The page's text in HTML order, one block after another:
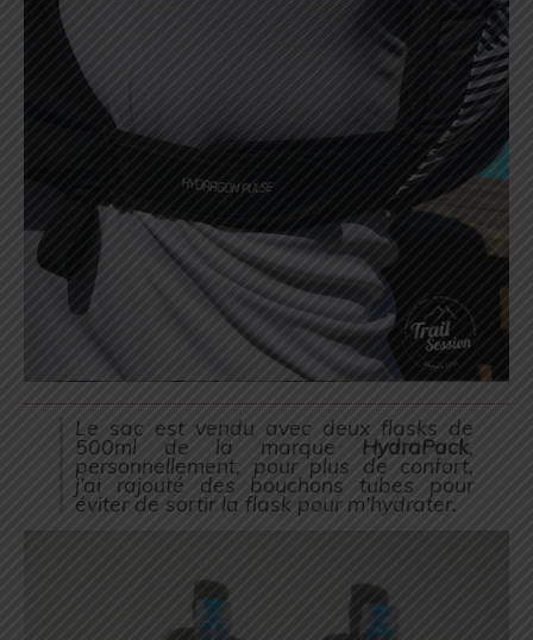
Le sac est vendu avec deux flasks de
500ml de la marque HydraPack,
personnellement, pour plus de confort,
j’ai rajouté des bouchons tubes pour
éviter de sortir la flask pour m’hydrater.